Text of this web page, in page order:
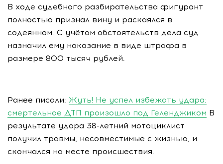
В ходе судебного разбирательства фигурант
полностью признал вину и раскаялся в
содеянном. С учётом обстоятельств дела суд
назначил ему наказание в виде штрафа в
размере 800 тысяч рублей.
Ранее писали: Жуть! Не успел избежать удара:
смертельное ДТП произошло под Геленджиком В
результате удара 38-летний мотоциклист
получил травмы, несовместимые с жизнью, и
скончался на месте происшествия.